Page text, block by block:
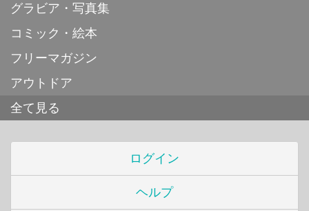
グラビア・写真集
コミック・絵本
フリーマガジン
アウトドア
全て見る
ログイン
ヘルプ